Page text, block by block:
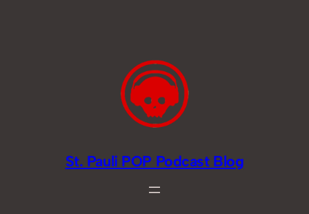
St. Pauli POP Podcast Blog